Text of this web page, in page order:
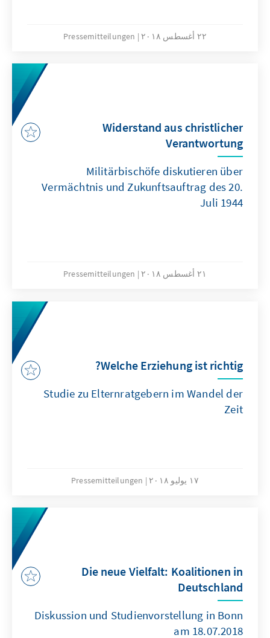
٢٢ أغسطس ٢٠١٨ Pressemitteilungen
Widerstand aus christlicher
Verantwortung
Militärbischöfe diskutieren über
Vermächtnis und Zukunftsauftrag des 20.
Juli 1944
٢١ أغسطس ٢٠١٨ Pressemitteilungen
Welche Erziehung ist richtig?
Studie zu Elternratgebern im Wandel der
Zeit
١٧ يوليو ٢٠١٨ Pressemitteilungen
Die neue Vielfalt: Koalitionen in
Deutschland
Diskussion und Studienvorstellung in Bonn
am 18.07.2018